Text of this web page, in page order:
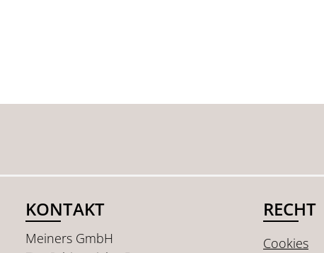
KONTAKT
Meiners GmbH
RECHT
Cookies